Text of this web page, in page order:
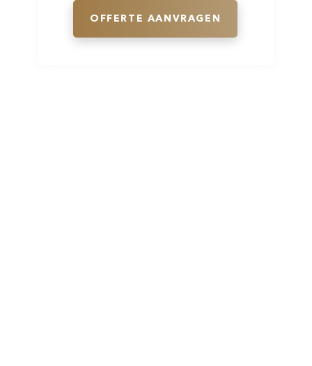
OFFERTE AANVRAGEN